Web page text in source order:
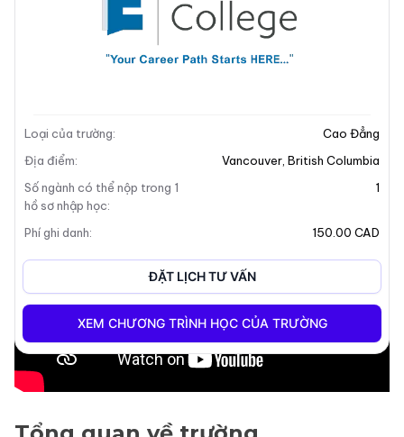
Loại của trường:
Cao Đẳng
Địa điểm: Vancouver British Columbia
Số ngành có thể nộp trong 1
hồ sơ nhập học:
1
Phí ghi danh: 150.00 CAD
ĐẶT LỊCH TƯ VẤN
XEM CHƯƠNG TRÌNH HỌC CỦA TRƯỜNG